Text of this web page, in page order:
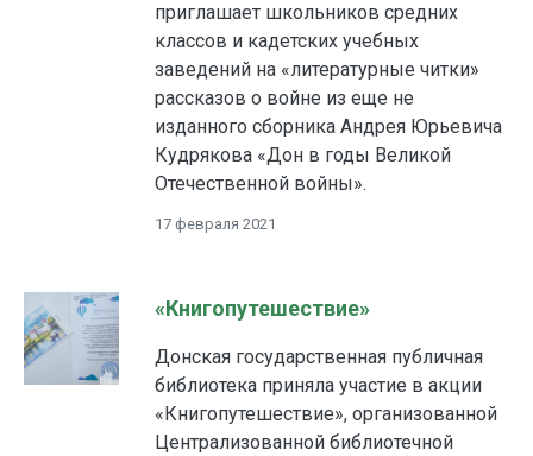
приглашает школьников средних
классов и кадетских учебных
заведений на «литературные читки»
рассказов о войне из еще не
изданного сборника Андрея Юрьевича
Кудрякова «Дон в годы Великой
Отечественной войны».
17 февраля 2021
«Книгопутешествие»
Донская государственная публичная
библиотека приняла участие в акции
«Книгопутешествие», организованной
Централизованной библиотечной